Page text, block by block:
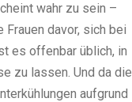
wahr zu sein –
davor, sich bei
es offenbar üblich, in
zu lassen. Und da die
aufgrund